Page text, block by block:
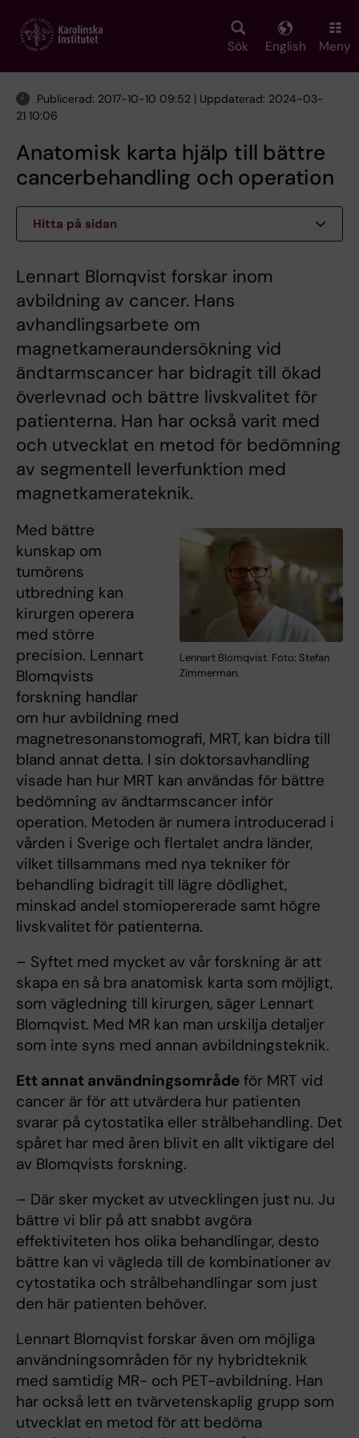
main
Sök English Meny
Publicerad: 2017-10-10 09:52 | Uppdaterad: 2024-03-
21 10:06
Anatomisk karta hjälp till bättre
cancerbehandling och operation
Hitta på sidan
Lennart Blomqvist forskar inom
avbildning av cancer. Hans
avhandlingsarbete om
magnetkameraundersökning vid
ändtarmscancer har bidragit till ökad
överlevnad och bättre livskvalitet för
patienterna. Han har också varit med
och utvecklat en metod för bedömning
av segmentell leverfunktion med
magnetkamerateknik.
Lennart Blomqvist. Foto: Stefan
Zimmerman.
Med bättre
kunskap om
tumörens
utbredning kan
kirurgen operera
med större
precision. Lennart
Blomqvists
forskning handlar
om hur avbildning med
magnetresonanstomografi, MRT, kan bidra till
bland annat detta. I sin doktorsavhandling
visade han hur MRT kan användas för bättre
bedömning av ändtarmscancer inför
operation. Metoden är numera introducerad i
vården i Sverige och flertalet andra länder,
vilket tillsammans med nya tekniker för
behandling bidragit till lägre dödlighet,
minskad andel stomiopererade samt högre
livskvalitet för patienterna.
– Syftet med mycket av vår forskning är att
skapa en så bra anatomisk karta som möjligt,
som vägledning till kirurgen, säger Lennart
Blomqvist. Med MR kan man urskilja detaljer
som inte syns med annan avbildningsteknik.
Ett annat användningsområde för MRT vid
cancer är för att utvärdera hur patienten
svarar på cytostatika eller strålbehandling. Det
spåret har med åren blivit en allt viktigare del
av Blomqvists forskning.
– Där sker mycket av utvecklingen just nu. Ju
bättre vi blir på att snabbt avgöra
effektiviteten hos olika behandlingar, desto
bättre kan vi vägleda till de kombinationer av
cytostatika och strålbehandlingar som just
den här patienten behöver.
Lennart Blomqvist forskar även om möjliga
användningsområden för ny hybridteknik
med samtidig MR- och PET-avbildning. Han
har också lett en tvärvetenskaplig grupp som
utvecklat en metod för att bedöma